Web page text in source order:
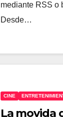
mediante RSS o
Desde…
CINE
La movida